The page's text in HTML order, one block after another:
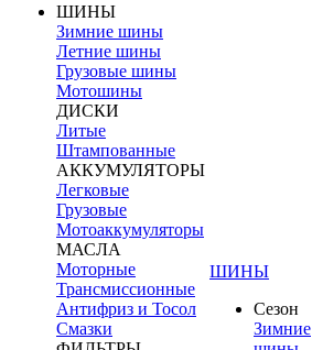
ШИНЫ
Зимние шины
Летние шины
Грузовые шины
Мотошины
ДИСКИ
Литые
Штампованные
АККУМУЛЯТОРЫ
Легковые
Грузовые
Мотоаккумуляторы
МАСЛА
Моторные
Трансмиссионные
Антифриз и Тосол
Смазки
ШИНЫ
Сезон
Зимние